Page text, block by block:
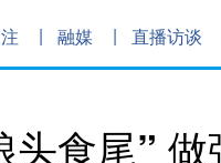
融媒 直播访谈
食尾”